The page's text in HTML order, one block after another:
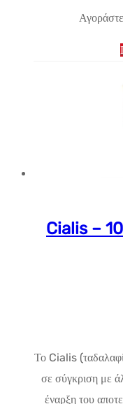
Cialis –
Το Cialis
σε σύγκριση με
έναρξη του